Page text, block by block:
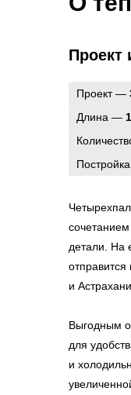
Проект
Проект —
Длина —
детали. На
и Астрахани.
Выгодным
для
и